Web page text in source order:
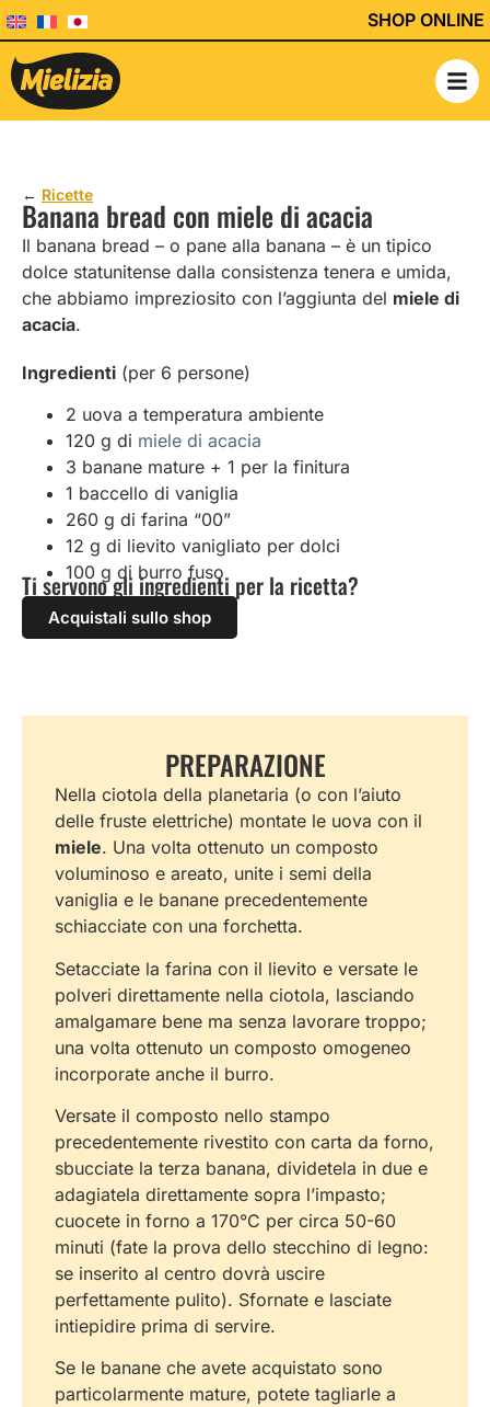
SHOP ONLINE
← Ricette
Banana bread con miele di acacia
Il banana bread – o pane alla banana – è un tipico
dolce statunitense dalla consistenza tenera e umida,
che abbiamo impreziosito con l’aggiunta del miele di
acacia.
Ingredienti (per 6 persone)
2 uova a temperatura ambiente
120 g di miele di acacia
3 banane mature + 1 per la finitura
1 baccello di vaniglia
260 g di farina “00”
12 g di lievito vanigliato per dolci
100 g di burro fuso
Ti servono gli ingredienti per la ricetta?
Acquistali sullo shop
PREPARAZIONE
Nella ciotola della planetaria (o con l’aiuto
delle fruste elettriche) montate le uova con il
miele. Una volta ottenuto un composto
voluminoso e areato, unite i semi della
vaniglia e le banane precedentemente
schiacciate con una forchetta.
Setacciate la farina con il lievito e versate le
polveri direttamente nella ciotola, lasciando
amalgamare bene ma senza lavorare troppo;
una volta ottenuto un composto omogeneo
incorporate anche il burro.
Versate il composto nello stampo
precedentemente rivestito con carta da forno,
sbucciate la terza banana, dividetela in due e
adagiatela direttamente sopra l’impasto;
cuocete in forno a 170°C per circa 50-60
minuti (fate la prova dello stecchino di legno:
se inserito al centro dovrà uscire
perfettamente pulito). Sfornate e lasciate
intiepidire prima di servire.
Se le banane che avete acquistato sono
particolarmente mature, potete tagliarle a